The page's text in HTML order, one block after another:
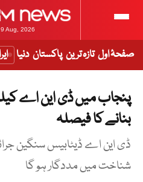
9 Aug, 2026
صفحۂ اول تازہ ترین پاکستان دنیا
پنجاب میں ڈی این اے
بنانے کا فیصلہ
ڈی این اے ڈیٹابیس سنگین
شناخت میں مددگار ہو گا